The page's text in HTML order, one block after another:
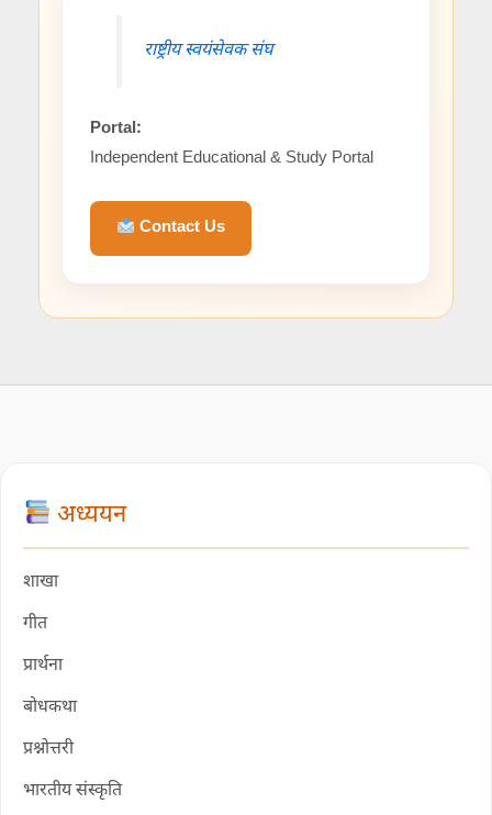
राष्ट्रीय स्वयंसेवक संघ
Portal:
Independent Educational & Study Portal
Contact Us
अध्ययन
शाखा
गीत
प्रार्थना
बोधकथा
प्रश्नोत्तरी
भारतीय संस्कृति